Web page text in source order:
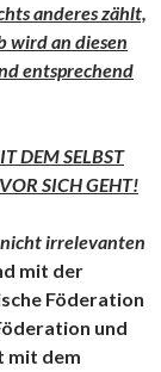
anderes zählt,
wird an diesen
entsprechend
DEM SELBST
SICH GEHT!
irrelevanten
mit der
Föderation
und
mit dem